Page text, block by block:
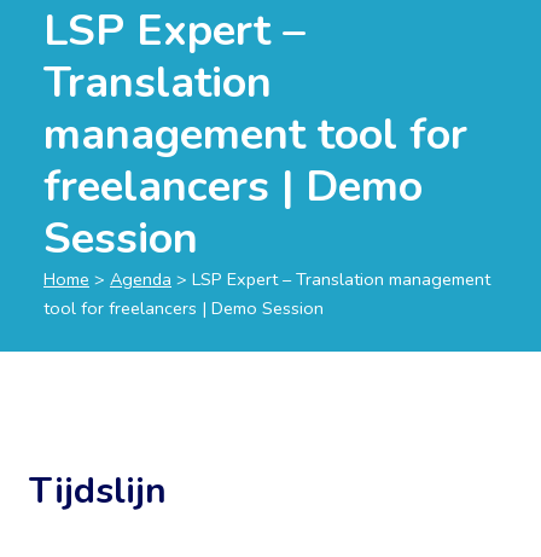
LSP Expert –
Translation
management tool for
freelancers | Demo
Session
Home > Agenda > LSP Expert – Translation management
tool for freelancers | Demo Session
Tijdslijn